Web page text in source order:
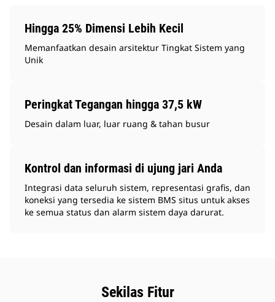
Hingga 25% Dimensi Lebih Kecil
Memanfaatkan desain arsitektur Tingkat Sistem yang
Unik
Peringkat Tegangan hingga 37,5 kW
Desain dalam luar, luar ruang & tahan busur
Kontrol dan informasi di ujung jari Anda
Integrasi data seluruh sistem, representasi grafis, dan
koneksi yang tersedia ke sistem BMS situs untuk akses
ke semua status dan alarm sistem daya darurat.
Sekilas Fitur